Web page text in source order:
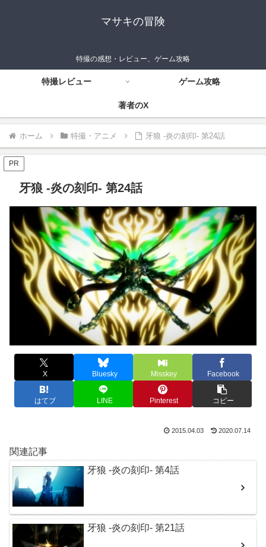
マサキの冒険
特撮の感想・レビュー、ゲーム攻略
特撮レビュー ゲーム攻略
著者のX
ホーム 特撮・アニメ 牙狼 -炎の刻印- 第24話
PR
牙狼 -炎の刻印- 第24話
X Bluesky Misskey Facebook
はてブ LINE Pinterest コピー
2015.04.03 2020.07.14
関連記事
牙狼 -炎の刻印- 第4話
牙狼 -炎の刻印- 第21話